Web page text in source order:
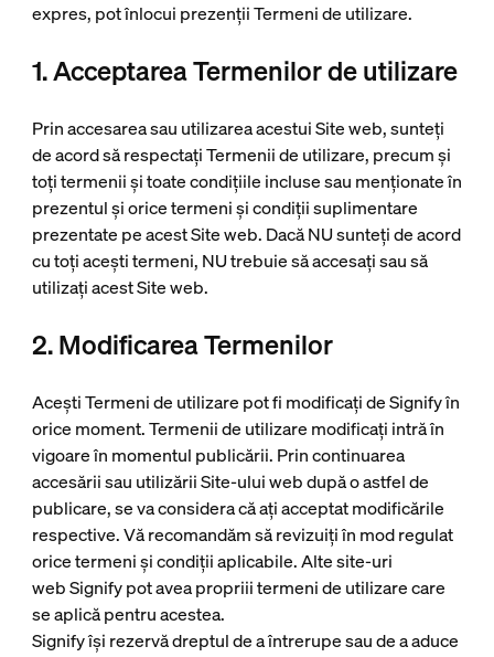
expres, pot înlocui prezenții Termeni de utilizare.
1. Acceptarea Termenilor de utilizare
Prin accesarea sau utilizarea acestui Site web, sunteți
de acord să respectați Termenii de utilizare, precum și
toți termenii și toate condițiile incluse sau menționate în
prezentul și orice termeni și condiții suplimentare
prezentate pe acest Site web. Dacă NU sunteți de acord
cu toți acești termeni, NU trebuie să accesați sau să
utilizați acest Site web.
2. Modificarea Termenilor
Acești Termeni de utilizare pot fi modificați de Signify în
orice moment. Termenii de utilizare modificați intră în
vigoare în momentul publicării. Prin continuarea
accesării sau utilizării Site-ului web după o astfel de
publicare, se va considera că ați acceptat modificările
respective. Vă recomandăm să revizuiți în mod regulat
orice termeni și condiții aplicabile. Alte site-uri
web Signify pot avea propriii termeni de utilizare care
se aplică pentru acestea.
Signify își rezervă dreptul de a întrerupe sau de a aduce